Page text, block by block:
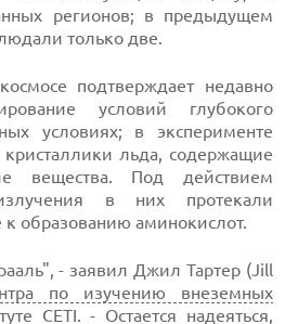
регионов; в предыдущем
только две.
подтверждает недавно
условий глубокого
условиях; в эксперименте
льда, содержащие
вещества. Под действием
излучения в них протекали
образованию аминокислот.
- заявил Джил Тартер (Jill
по изучению внеземных
CETI. - Остается надеяться,